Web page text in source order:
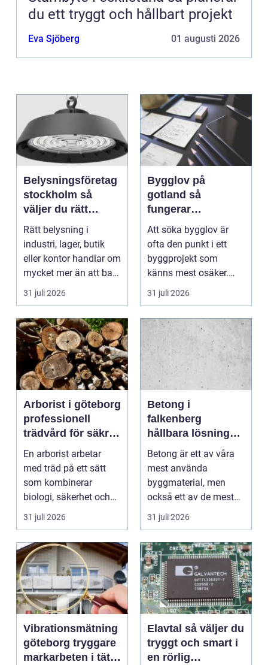
du ett tryggt och hållbart projekt
Eva Sjöberg 01 augusti 2026
Belysningsföretag
stockholm så
väljer du rätt
partner för
professionell
ljussättning
Rätt belysning i
industri, lager, butik
eller kontor handlar om
mycket mer än att bara
få det ljust....
31 juli 2026
Bygglov på
gotland så
fungerar
processen från idé
till godkänt beslut
Att söka bygglov är
ofta den punkt i ett
byggprojekt som
känns mest osäker.
Frågorna hopar sig:
vilk...
31 juli 2026
Arborist i göteborg
professionell
trädvård för säkra
och friska träd
En arborist arbetar
med träd på ett sätt
som kombinerar
biologi, säkerhet och
hantverk. I en stad so...
31 juli 2026
Betong i
falkenberg
hållbara lösningar
för grund, golv
och utemiljö
Betong är ett av våra
mest använda
byggmaterial, men
också ett av de mest
missförstådda. Många
tänke...
31 juli 2026
Vibrationsmätning
göteborg tryggare
markarbeten i tät
Elavtal så väljer du
tryggt och smart i
en rörlig